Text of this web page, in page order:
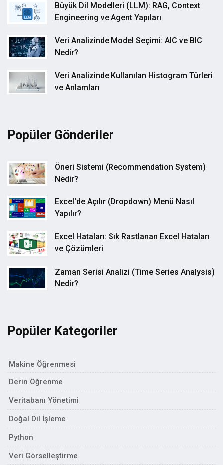
Büyük Dil Modelleri (LLM): RAG, Context
Engineering ve Agent Yapıları
Veri Analizinde Model Seçimi: AIC ve BIC
Nedir?
Veri Analizinde Kullanılan Histogram Türleri
ve Anlamları
Popüler Gönderiler
Öneri Sistemi (Recommendation System)
Nedir?
Excel'de Açılır (Dropdown) Menü Nasıl
Yapılır?
Excel Hataları: Sık Rastlanan Excel Hataları
ve Çözümleri
Zaman Serisi Analizi (Time Series Analysis)
Nedir?
Popüler Kategoriler
Makine Öğrenmesi
Derin Öğrenme
Veritabanı Yönetimi
Doğal Dil İşleme
Python
Veri Görselleştirme